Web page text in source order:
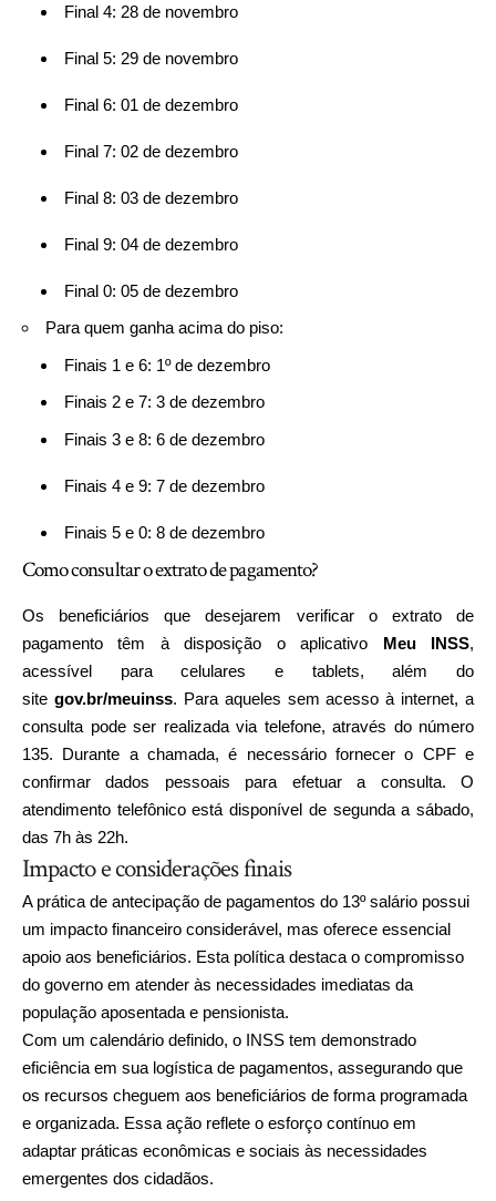
Final 4: 28 de novembro
Final 5: 29 de novembro
Final 6: 01 de dezembro
Final 7: 02 de dezembro
Final 8: 03 de dezembro
Final 9: 04 de dezembro
Final 0: 05 de dezembro
Para quem ganha acima do piso:
Finais 1 e 6: 1º de dezembro
Finais 2 e 7: 3 de dezembro
Finais 3 e 8: 6 de dezembro
Finais 4 e 9: 7 de dezembro
Finais 5 e 0: 8 de dezembro
Como consultar o extrato de pagamento?
Os beneficiários que desejarem verificar o extrato de
pagamento têm à disposição o aplicativo Meu INSS,
acessível para celulares e tablets, além do
site gov.br/meuinss. Para aqueles sem acesso à internet, a
consulta pode ser realizada via telefone, através do número
135. Durante a chamada, é necessário fornecer o CPF e
confirmar dados pessoais para efetuar a consulta. O
atendimento telefônico está disponível de segunda a sábado,
das 7h às 22h.
Impacto e considerações finais
A prática de antecipação de pagamentos do 13º salário possui
um impacto financeiro considerável, mas oferece essencial
apoio aos beneficiários. Esta política destaca o compromisso
do governo em atender às necessidades imediatas da
população aposentada e pensionista.
Com um calendário definido, o INSS tem demonstrado
eficiência em sua logística de pagamentos, assegurando que
os recursos cheguem aos beneficiários de forma programada
e organizada. Essa ação reflete o esforço contínuo em
adaptar práticas econômicas e sociais às necessidades
emergentes dos cidadãos.